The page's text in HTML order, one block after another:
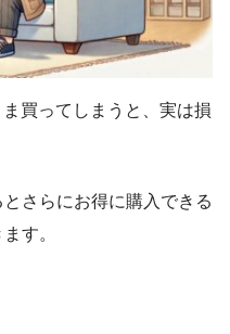
買ってしまうと、実は損
さらにお得に購入できる
す。